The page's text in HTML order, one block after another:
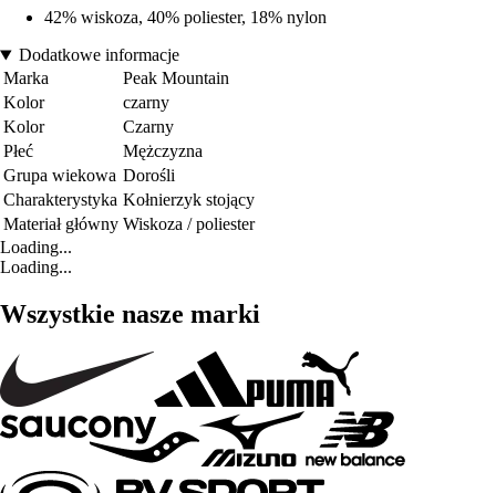
42% wiskoza, 40% poliester, 18% nylon
Dodatkowe informacje
Marka
Peak Mountain
Kolor
czarny
Kolor
Czarny
Płeć
Mężczyzna
Grupa wiekowa Dorośli
Charakterystyka Kołnierzyk stojący
Materiał główny Wiskoza / poliester
Loading...
Loading...
Wszystkie nasze marki